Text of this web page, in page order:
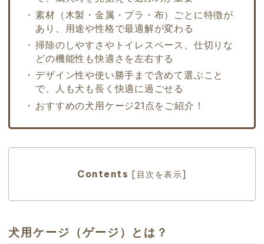
素材（木製・金属・プラ・布）ごとに特徴が
あり、用途や性格で最適解が変わる
掃除のしやすさやトイレスペース、仕切りな
どの機能性も快適さを左右する
デザイン性や使い勝手まで含めて選ぶこと
で、人も犬も長く快適に過ごせる
おすすめの犬用ケージ21点をご紹介！
Contents [ 目次を表示]
犬用ケージ（ゲージ）とは？